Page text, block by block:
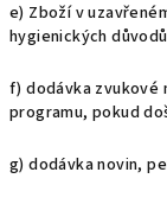
e) Zboží v
hygienických
f) dodávka zvukové
programu, pokud
g) dodávka novin,